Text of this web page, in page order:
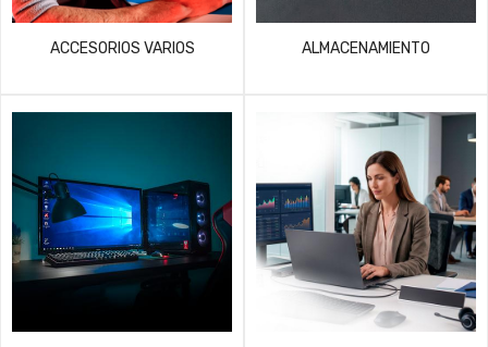
ACCESORIOS VARIOS ALMACENAMIENTO